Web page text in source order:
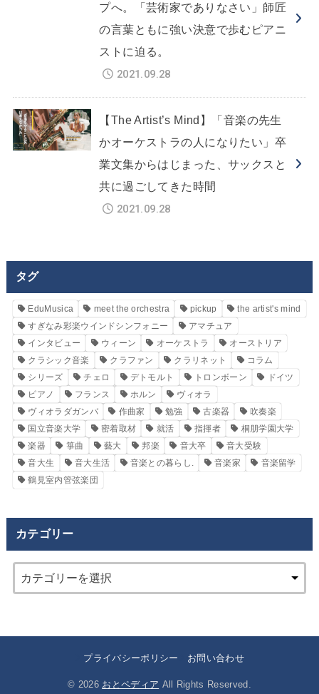
プへ。「芸術家でありなさい」師匠
の言葉ともに強い決意で歩むピアニ
ストに迫る。
2021.09.28
【The Artist’s Mind】「音楽の先生
かオーケストラの人になりたい」卒
業文集からはじまった、サックスと
共に過ごしてきた時間
2021.09.28
タグ
EduMusica meet the orchestra pickup
the artist's mind
すぎなみ彩楽ウインドシンフォニー
アマチュア
インタビュー
ウィーン オーケストラ
オーストリア
クラシック音楽
クラファン クラリネット
コラム
シリーズ
チェロ デトモルト トロンボーン
ドイツ
ピアノ
フランス ホルン
ヴィオラ
ヴィオラダガンバ
作曲家 勉強 古楽器
吹奏楽
国立音楽大学
密着取材 就活 指揮者
桐朋学園大学
楽器
箏曲 藝大 邦楽 音大卒
音大受験
音大生
音大生活 音楽との暮らし. 音楽家
音楽留学
鶴見室内管弦楽団
カテゴリー
プライバシーポリシー お問い合わせ
© 2026 おとペディア All Rights Reserved.